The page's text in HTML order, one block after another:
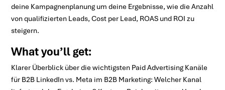
deine Kampagnenplanung um deine Ergebnisse, wie die Anzahl
von qualifizierten Leads, Cost per Lead, ROAS und ROI zu
steigern.
What you’ll get:
Klarer Überblick über die wichtigsten Paid Advertising Kanäle
für B2B LinkedIn vs. Meta im B2B Marketing: Welcher Kanal